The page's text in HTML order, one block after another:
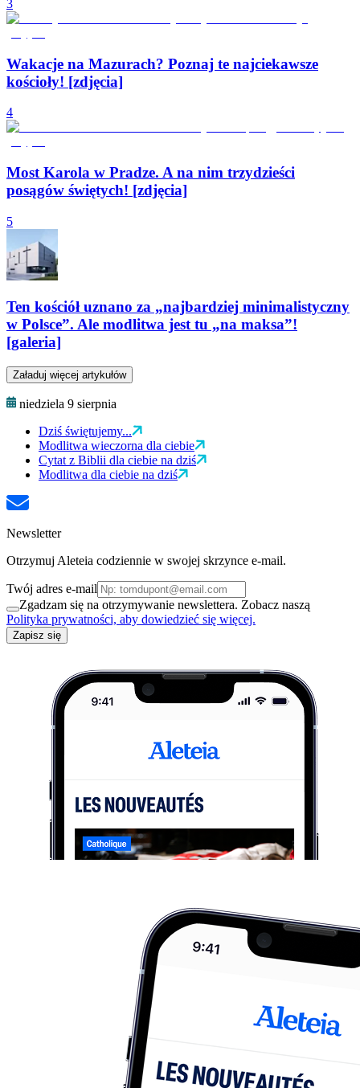
3
Wakacje na Mazurach? Poznaj te najciekawsze
kościoły! [zdjęcia]
4
Most Karola w Pradze. A na nim trzydzieści
posągów świętych! [zdjęcia]
5
Ten kościół uznano za „najbardziej minimalistyczny
w Polsce”. Ale modlitwa jest tu „na maksa”!
[galeria]
Załaduj więcej artykułów
niedziela 9 sierpnia
Dziś świętujemy...
Modlitwa wieczorna dla ciebie
Cytat z Biblii dla ciebie na dziś
Modlitwa dla ciebie na dziś
Newsletter
Otrzymuj Aleteia codziennie w swojej skrzynce e-mail.
Twój adres e-mail
Zgadzam się na otrzymywanie newslettera. Zobacz naszą
Polityka prywatności, aby dowiedzieć się więcej.
Zapisz się